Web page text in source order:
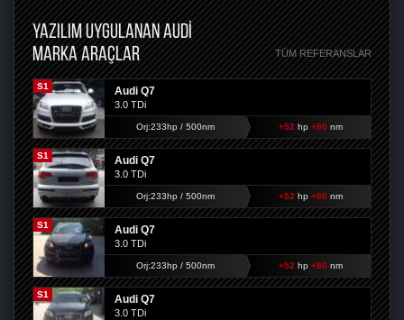
YAZILIM UYGULANAN AUDI
MARKA ARAÇLAR
TÜM REFERANSLAR
S1 Audi Q7
3.0 TDi
Orj:233hp / 500nm +52 hp +80 nm
S1 Audi Q7
3.0 TDi
Orj:233hp / 500nm +52 hp +80 nm
S1 Audi Q7
3.0 TDi
Orj:233hp / 500nm +52 hp +80 nm
S1 Audi Q7
3.0 TDi